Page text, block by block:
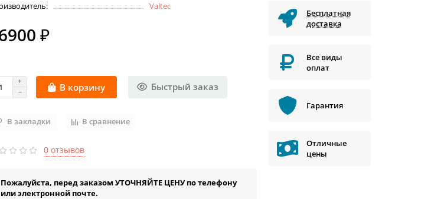
Valtec
₽
В корзину Быстрый заказ
В закладки В сравнение
0 отзывов
Пожалуйста, перед заказом УТОЧНЯЙТЕ ЦЕНУ по телефону
или электронной почте.
Бесплатная
доставка
Все виды
оплат
Гарантия
Отличные
цены